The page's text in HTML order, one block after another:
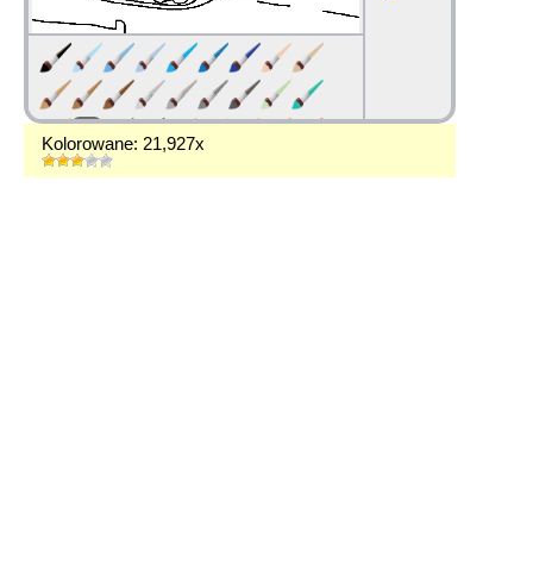
Kolorowane: 21,927x